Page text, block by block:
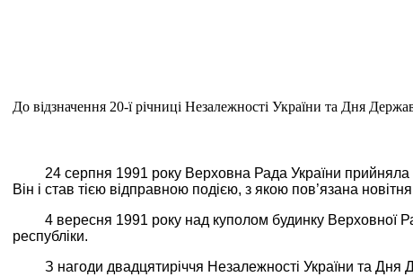
До відзначення 20-ї річниці Незалежності України та Дня
24 серпня 1991 року Верховна Рада України прийняла
Він і став тією відправною подією, з якою пов’язана
4 вересня 1991 року над куполом будинку Верховної
республіки.
З нагоди двадцятиріччя Незалежності України та Дня